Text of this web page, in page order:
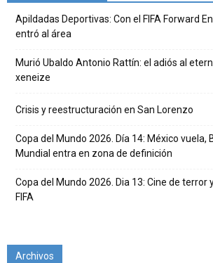
Apildadas Deportivas: Con el FIFA Forward
entró al área
Murió Ubaldo Antonio Rattín: el adiós al
xeneize
Crisis y reestructuración en San Lorenzo
Copa del Mundo 2026. Día 14: México vuela,
Mundial entra en zona de definición
Copa del Mundo 2026. Dia 13: Cine de terror
FIFA
Archivos